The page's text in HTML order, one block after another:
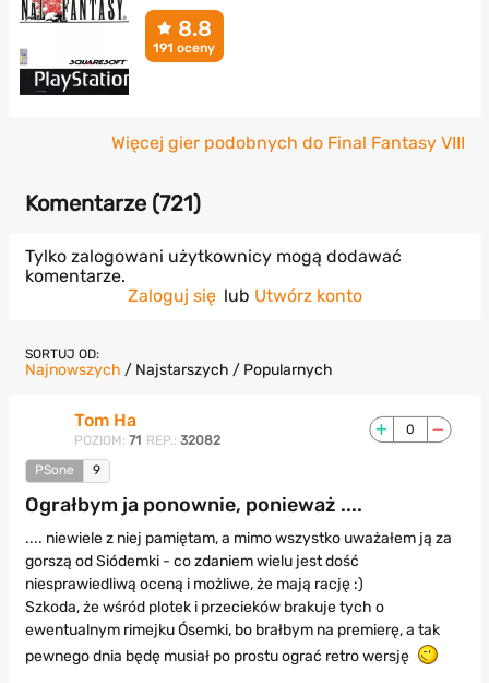
8.8
191 oceny
Więcej gier podobnych do Final Fantasy VIII
Komentarze (721)
Tylko zalogowani użytkownicy mogą dodawać
komentarze.
Zaloguj się lub Utwórz konto
SORTUJ OD:
Najnowszych / Najstarszych / Popularnych
Tom Ha
POZIOM: 71 REP.: 32082
0
PSone 9
Ograłbym ja ponownie, ponieważ ....
.... niewiele z niej pamiętam, a mimo wszystko uważałem ją za
gorszą od Siódemki - co zdaniem wielu jest dość
niesprawiedliwą oceną i możliwe, że mają rację :)
Szkoda, że wśród plotek i przecieków brakuje tych o
ewentualnym rimejku Ósemki, bo brałbym na premierę, a tak
pewnego dnia będę musiał po prostu ograć retro wersję